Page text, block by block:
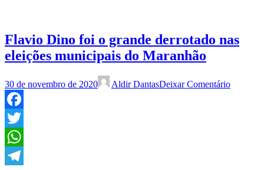
Flavio Dino foi o grande derrotado nas
eleições municipais do Maranhão
30 de novembro de 2020 Aldir DantasDeixar Comentário
Facebook
Twitter
WhatsApp